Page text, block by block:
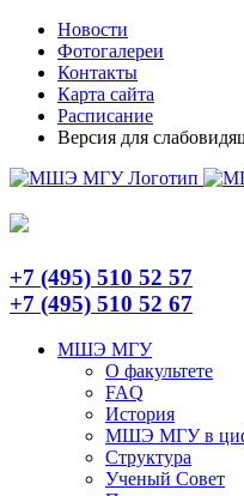
Skip
content
TelegramНовости
Фотогалереи
Контакты
Карта сайта
Расписание
Версия для
+7 (495) 510 52 57
+7 (495) 510 52 67
МШЭ МГУ
О факультете
FAQ
История
МШЭ МГУ в
Структура
Ученый Совет